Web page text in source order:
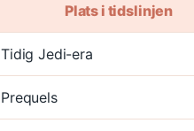
Plats i tidslinjen
Tidig Jedi-era
Prequels